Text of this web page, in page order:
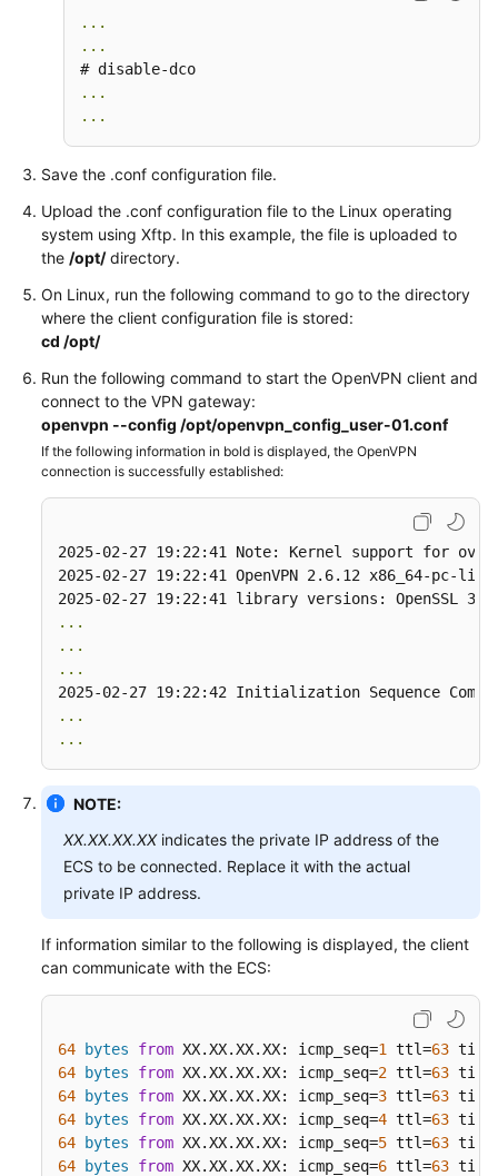
Service
White
Endpoints
Permissions
...
...
...
...
Save the .conf configuration file.
Upload the .conf configuration file to the Linux operating
system using Xftp. In this example, the file is uploaded to
the /opt/directory.
On Linux, run the following command to go to the directory
where the client configuration file is stored:
cd /opt/
Run the following command to start the OpenVPN client and
connect to the VPN gateway:
openvpn --config /opt/openvpn_config_user-01.conf
If the following information in bold is displayed, the OpenVPN
connection is successfully established:
2025-02-27 19:22:41 Note: Kernel support for
2025-02-27 19:22:41 OpenVPN 2.6.12 x86_64-pc-
...
...
...
...
...
NOTE:
XX.XX.XX.XXindicates the private IP address of the
ECS to be connected. Replace it with the actual
private IP address.
If information similar to the following is displayed, the client
can communicate with the ECS:
64 bytes from XX.XX.XX.XX: icmp_seq=1 ttl=63
64
bytes from XX.XX.XX.XX: icmp_seq=2 ttl=63
64
bytes from XX.XX.XX.XX: icmp_seq=3 ttl=63
64
bytes from XX.XX.XX.XX: icmp_seq=4 ttl=63
64
bytes from XX.XX.XX.XX: icmp_seq=5 ttl=63
64
bytes from XX.XX.XX.XX: icmp_seq=6 ttl=63